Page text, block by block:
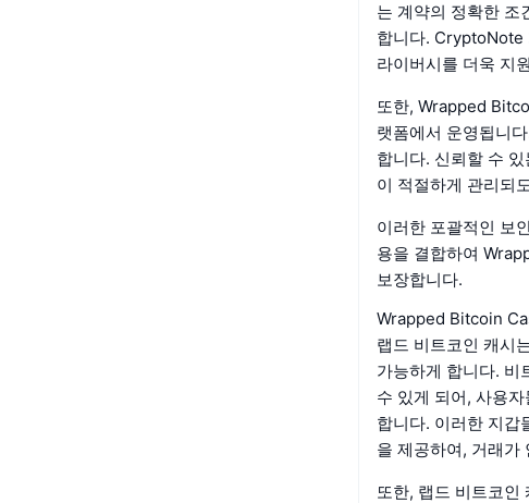
는 계약의 정확한 조
합니다. CryptoNote
라이버시를 더욱 지
또한, Wrapped
랫폼에서 운영됩니
합니다. 신뢰할 수
이 적절하게 관리되
이러한 포괄적인 보
용을 결합하여
보장합니다.
Wrapped Bitcoin
랩드 비트코인 캐시
가능하게 합니다. 비
수 있게 되어, 사용
합니다. 이러한 지갑
을 제공하여, 거래가
또한, 랩드 비트코인